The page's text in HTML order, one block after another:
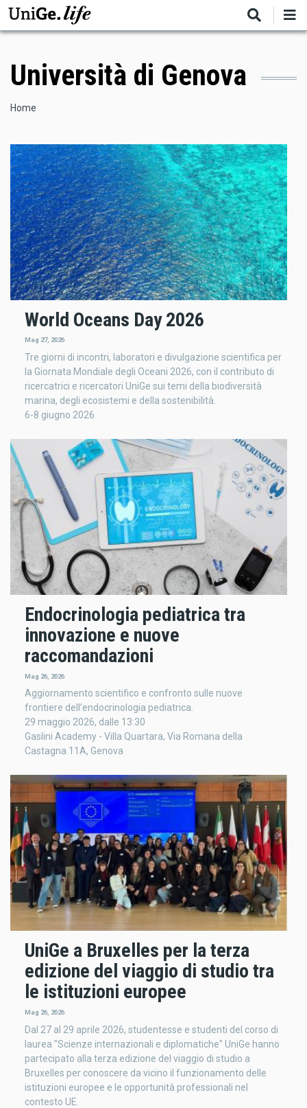
Salta
contenuto
Università di Genova
Briciole
pane
Home
World Oceans Day 2026
Mag 27, 2026
Tre giorni di incontri, laboratori e divulgazione scientifica per
la Giornata Mondiale degli Oceani 2026, con il contributo di
ricercatrici e ricercatori UniGe sui temi della biodiversità
marina, degli ecosistemi e della sostenibilità.
6-8 giugno 2026
Endocrinologia pediatrica tra
innovazione e nuove
raccomandazioni
Mag 26, 2026
Aggiornamento scientifico e confronto sulle nuove
frontiere dell’endocrinologia pediatrica.
29 maggio 2026, dalle 13:30
Gaslini Academy - Villa Quartara, Via Romana della
Castagna 11A, Genova
UniGe a Bruxelles per la terza
edizione del viaggio di studio tra
le istituzioni europee
Mag 26, 2026
Dal 27 al 29 aprile 2026, studentesse e studenti del corso di
laurea "Scienze internazionali e diplomatiche" UniGe hanno
partecipato alla terza edizione del viaggio di studio a
Bruxelles per conoscere da vicino il funzionamento delle
istituzioni europee e le opportunità professionali nel
contesto UE.